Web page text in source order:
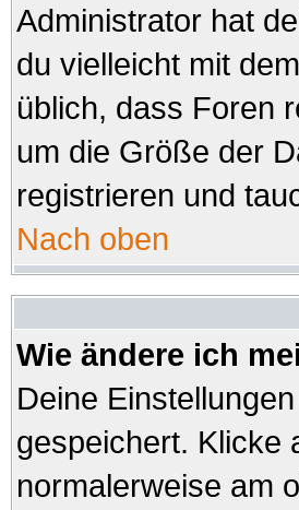
Administrator hat
du vielleicht mit
üblich, dass Foren
um die Größe der
registrieren und
Nach oben
Wie ändere ich
Deine
gespeichert. Klicke
normalerweise am